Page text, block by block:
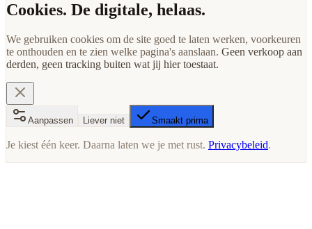
Cookies. De digitale, helaas.
We gebruiken cookies om de site goed te laten werken, voorkeuren
te onthouden en te zien welke pagina's aanslaan. Geen verkoop aan
derden, geen tracking buiten wat jij hier toestaat.
Aanpassen Liever niet Smaakt prima
Je kiest één keer. Daarna laten we je met rust. Privacybeleid.